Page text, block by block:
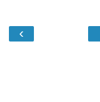
‹